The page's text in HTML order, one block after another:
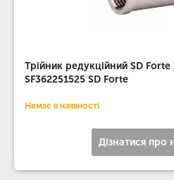
Трійник редукційний SD
SF362251525 SD Forte
Немає в наявності
Дізнатися про